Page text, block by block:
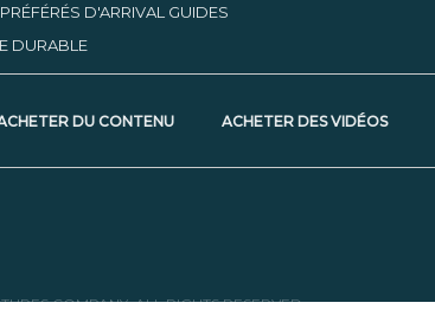
D'ARRIVAL GUIDES
DURABLE
DU CONTENU ACHETER DES VIDÉOS
COMPANY. ALL RIGHTS RESERVED.